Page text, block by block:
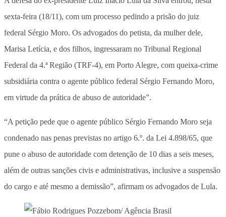
sexta-feira (18/11), com um processo pedindo a prisão do juiz
federal Sérgio Moro. Os advogados do petista, da mulher dele,
Marisa Letícia, e dos filhos, ingressaram no Tribunal Regional
Federal da 4.ª Região (TRF-4), em Porto Alegre, com queixa-crime
subsidiária contra o agente público federal Sérgio Fernando Moro,
em virtude da prática de abuso de autoridade”.
“A petição pede que o agente público Sérgio Fernando Moro seja
condenado nas penas previstas no artigo 6.º. da Lei 4.898/65, que
pune o abuso de autoridade com detenção de 10 dias a seis meses,
além de outras sanções civis e administrativas, inclusive a suspensão
do cargo e até mesmo a demissão”, afirmam os advogados de Lula.